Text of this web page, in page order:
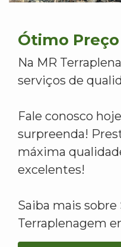
Ótimo Preço
Na MR
serviços de
Fale conosco
surpreenda!
máxima
excelentes!
Saiba mais sobre
Terraplenagem